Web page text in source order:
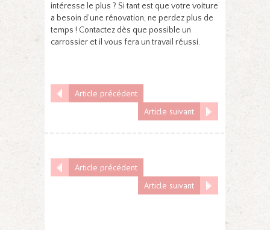
intéresse le plus ? Si tant est que votre voiture
a besoin d’une rénovation, ne perdez plus de
temps ! Contactez dès que possible un
carrossier et il vous fera un travail réussi.
Article précédent
Article suivant
Article précédent
Article suivant